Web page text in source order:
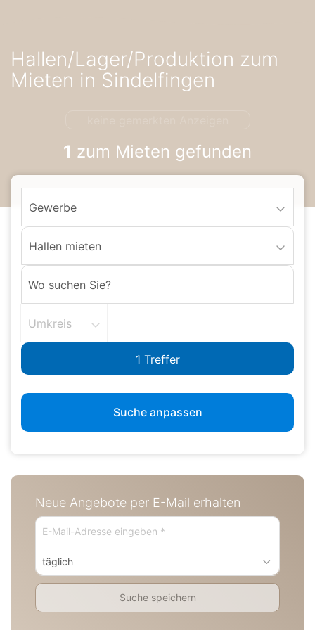
zur
Navigation
zum
Hallen/Lager/Produktion zum
Mieten in Sindelfingen
1 zum Mieten gefunden
Gewerbe
Hallen mieten
Umkreis
Suche anpassen
Neue Angebote per E-Mail erhalten
täglich
Suche speichern